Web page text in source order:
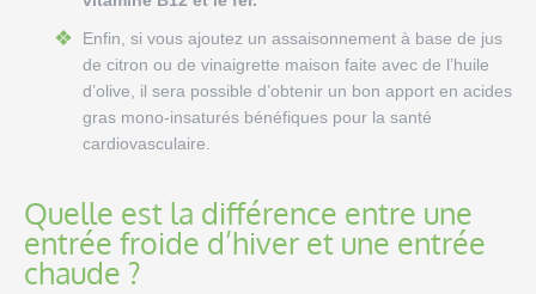
Enfin, si vous ajoutez un assaisonnement à base de jus
de citron ou de vinaigrette maison faite avec de l’huile
d’olive, il sera possible d’obtenir un bon apport en acides
gras mono-insaturés bénéfiques pour la santé
cardiovasculaire.
Quelle est la différence entre une
entrée froide d’hiver et une entrée
chaude ?